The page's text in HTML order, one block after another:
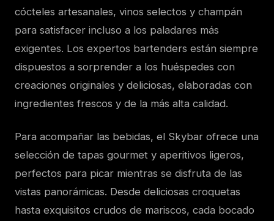
cócteles artesanales, vinos selectos y champán
para satisfacer incluso a los paladares más
exigentes. Los expertos bartenders están siempre
dispuestos a sorprender a los huéspedes con
creaciones originales y deliciosas, elaboradas con
ingredientes frescos y de la más alta calidad.
Para acompañar las bebidas, el Skybar ofrece una
selección de tapas gourmet y aperitivos ligeros,
perfectos para picar mientras se disfruta de las
vistas panorámicas. Desde deliciosas croquetas
hasta exquisitos crudos de mariscos, cada bocado